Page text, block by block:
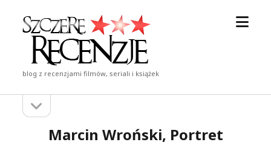
Szczere
Recenzje
blog z recenzjami filmów, seriali i książek
Pasek
boczny
pasek
Marcin Wroński, Portret